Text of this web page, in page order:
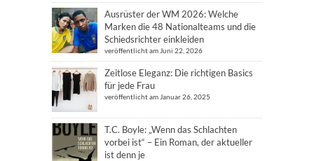
Ausrüster der WM 2026: Welche
Marken die 48 Nationalteams und die
Schiedsrichter einkleiden
veröffentlicht am Juni 22, 2026
Zeitlose Eleganz: Die richtigen Basics
für jede Frau
veröffentlicht am Januar 26, 2025
T.C. Boyle: „Wenn das Schlachten
vorbei ist“ – Ein Roman, der aktueller
ist denn je